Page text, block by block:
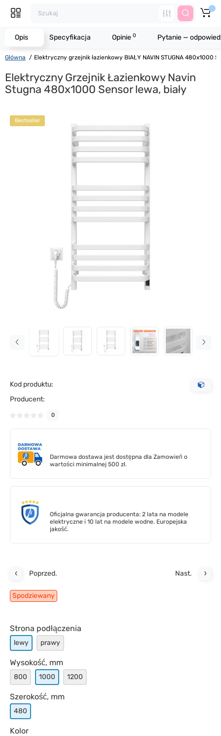
Główna Elektryczny grzejnik łazienkowy BIAŁY NAVIN STUGNA 480х1000
Elektryczny Grzejnik Łazienkowy Navin
Stugna 480х1000 Sensor lewa, biały
Bestseller
Kod produktu:
Producent:
0
Darmowa dostawa jest dostępna dla Zamowień o
wartości minimalnej 500 zł.
Oficjalna gwarancja producenta: 2 lata na modele
elektryczne i 10 lat na modele wodne. Europejska
jakość.
Poprzed. Nast.
Spodziewany
Strona podłączenia
lewy prawy
Wysokość, mm
800 1000 1200
Szerokość, mm
480
Kolor
Opis Specyfikacja Opinie 0 Pytanie —